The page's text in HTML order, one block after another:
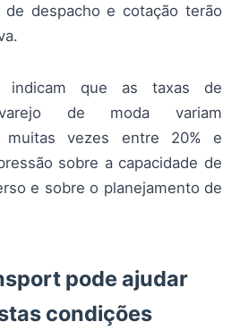
de despacho e cotação terão
indicam que as taxas de
de moda variam
muitas vezes entre 20% e
sobre a capacidade de
e sobre o planejamento de
pode ajudar
condições